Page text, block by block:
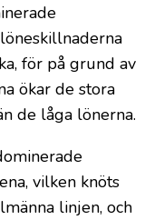
för på grund av
ökar de stora
de låga lönerna.
vilken knöts
linjen, och